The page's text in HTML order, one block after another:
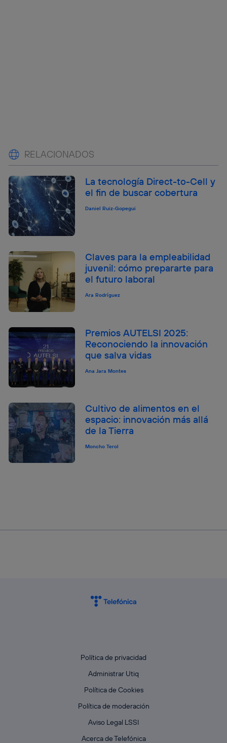
RELACIONADOS
La tecnología Direct-to-Cell y
el fin de buscar cobertura
Daniel Ruiz-Gopegui
Claves para la empleabilidad
juvenil: cómo prepararte para
el futuro laboral
Ara Rodríguez
Premios AUTELSI 2025:
Reconociendo la innovación
que salva vidas
Ana Jara Montes
Cultivo de alimentos en el
espacio: innovación más allá
de la Tierra
Moncho Terol
Política de privacidad
Administrar Utiq
Política de Cookies
Política de moderación
Aviso Legal LSSI
Acerca de Telefónica